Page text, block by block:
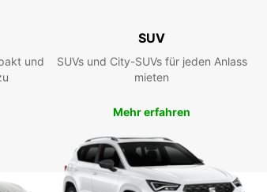
und
SUV
SUVs und City-SUVs für jeden Anlass
mieten
Mehr erfahren